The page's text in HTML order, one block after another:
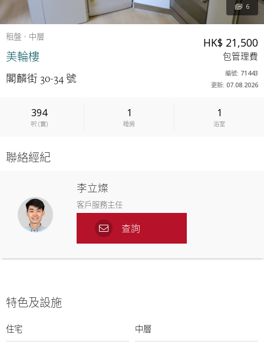
租盤 中層
美輪樓
閣麟街 30-34 號
HK$ 21,500
包管理費
編號: 71443
更新: 07.08.2026
394
呎(實)
1
睡房
1
浴室
6
聯絡經紀
李立燦
客戶服務主任
查詢
特色及設施
住宅 中層